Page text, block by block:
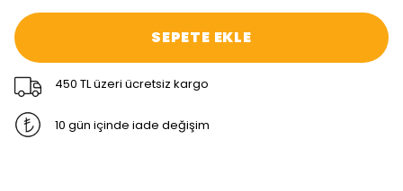
SEPETE EKLE
450 TL üzeri ücretsiz kargo
10 gün içinde iade değişim